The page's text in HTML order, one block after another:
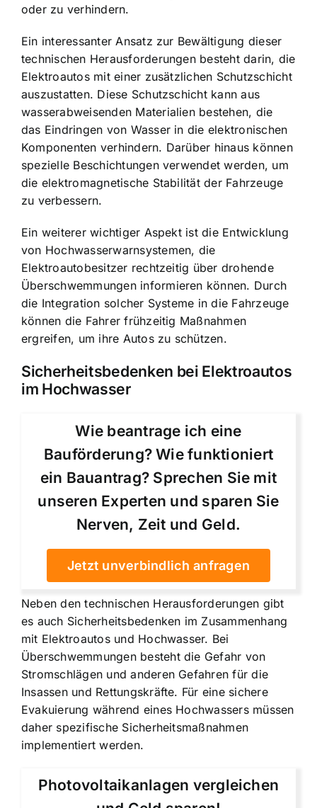
oder zu verhindern.
Ein interessanter Ansatz zur Bewältigung dieser
technischen Herausforderungen besteht darin, die
Elektroautos mit einer zusätzlichen Schutzschicht
auszustatten. Diese Schutzschicht kann aus
wasserabweisenden Materialien bestehen, die
das Eindringen von Wasser in die elektronischen
Komponenten verhindern. Darüber hinaus können
spezielle Beschichtungen verwendet werden, um
die elektromagnetische Stabilität der Fahrzeuge
zu verbessern.
Ein weiterer wichtiger Aspekt ist die Entwicklung
von Hochwasserwarnsystemen, die
Elektroautobesitzer rechtzeitig über drohende
Überschwemmungen informieren können. Durch
die Integration solcher Systeme in die Fahrzeuge
können die Fahrer frühzeitig Maßnahmen
ergreifen, um ihre Autos zu schützen.
Sicherheitsbedenken bei Elektroautos
im Hochwasser
Wie beantrage ich eine
Bauförderung? Wie funktioniert
ein Bauantrag? Sprechen Sie mit
unseren Experten und sparen Sie
Nerven, Zeit und Geld.
Jetzt unverbindlich anfragen
Neben den technischen Herausforderungen gibt
es auch Sicherheitsbedenken im Zusammenhang
mit Elektroautos und Hochwasser. Bei
Überschwemmungen besteht die Gefahr von
Stromschlägen und anderen Gefahren für die
Insassen und Rettungskräfte. Für eine sichere
Evakuierung während eines Hochwassers müssen
daher spezifische Sicherheitsmaßnahmen
implementiert werden.
Photovoltaikanlagen vergleichen